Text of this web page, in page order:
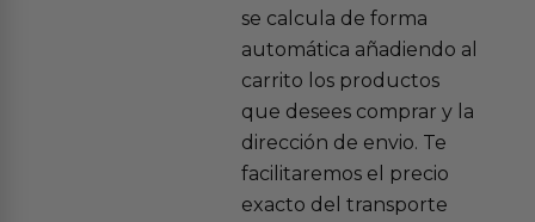
se calcula de forma
automática añadiendo al
carrito los productos
que desees comprar y la
dirección de envio. Te
facilitaremos el precio
exacto del transporte